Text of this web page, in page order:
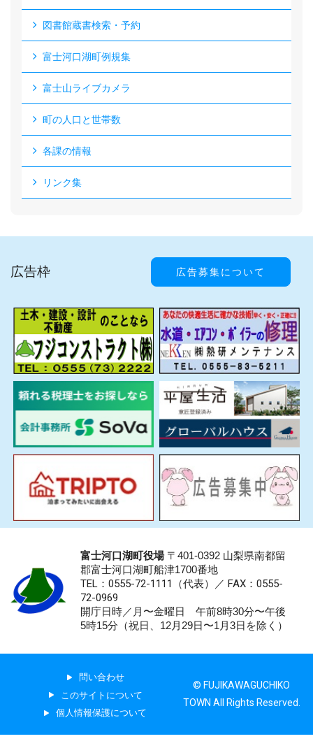
図書館蔵書検索・予約
富士河口湖町例規集
富士山ライブカメラ
町の人口と世帯数
各課の情報
リンク集
広告枠 広告募集について
富士河口湖町役場〒401-0392 山梨県南都留
郡富士河口湖町船津1700番地
TEL：0555-72-1111 （代表）／ FAX：0555-
72-0969
開庁日時／月〜金曜日 午前8時30分〜午後
5時15分（祝日、12月29日〜1月3日を除く）
問い合わせ
このサイトについて
個人情報保護について
© FUJIKAWAGUCHIKO
TOWN All Rights Reserved.